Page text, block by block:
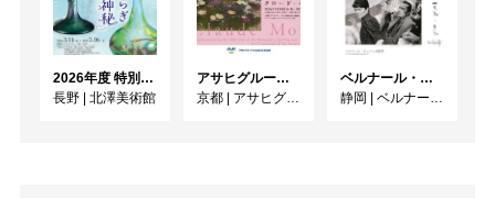
2026年度 特別展「ガレとドーム、アール･ヌーヴォーのガラス 水辺のやすらぎ、海の神秘」
長野 | 北澤美術館
アサヒグループ大山崎山荘美術館 開館30周年記念展「没後100年 クロード・モネ」
京都 | アサヒグループ大山崎山荘美術館
ベルナール・ビュフェと写真 ーカメラがとらえたビュフェとその時代、そして21 世紀へ
静岡 | ベルナール・ビュフェ美術館